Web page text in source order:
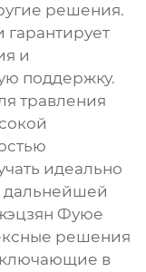
решения.
и
поддержку.
травления
идеально
дальнейшей
Фуюе
решения
в